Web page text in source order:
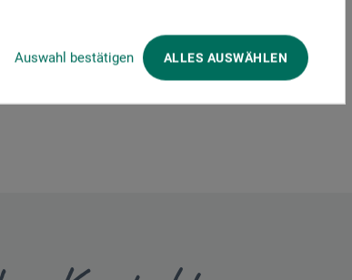
Auswahl bestätigen ALLES AUSWÄHLEN
BEWERTEN